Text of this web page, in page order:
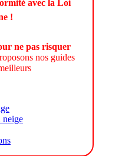
avec la Loi
!
ne pas risquer
nos guides
neige